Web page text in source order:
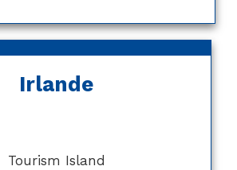
Irlande
Tourism Island